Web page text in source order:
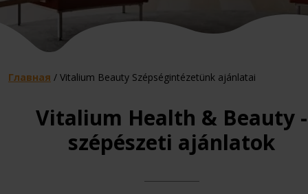
Главная / Vitalium Beauty Szépségintézetünk ajánlatai
Vitalium Health & Beauty -
szépészeti ajánlatok